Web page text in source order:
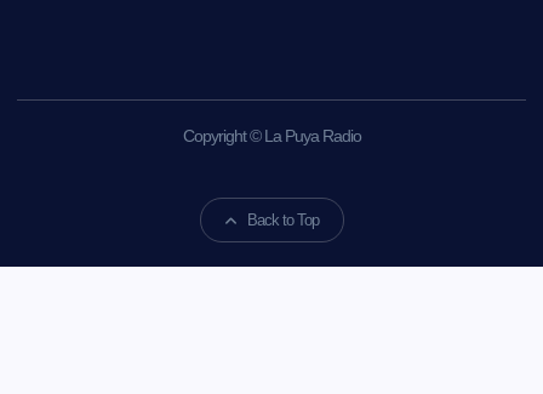
Copyright © La Puya Radio
Back to Top